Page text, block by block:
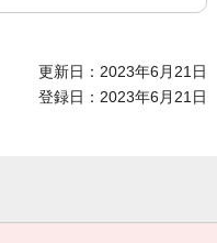
更新日：2023年6月21日
登録日：2023年6月21日